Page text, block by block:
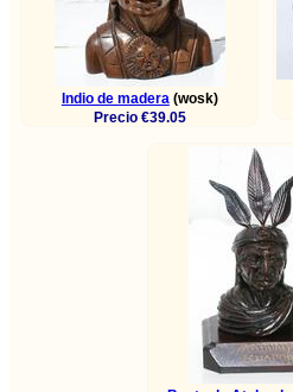
Indio de madera (wosk)
Precio €39.05